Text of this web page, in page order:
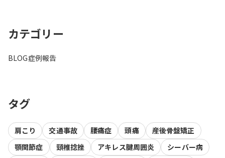
カテゴリー
BLOG症例報告
タグ
肩こり 交通事故 腰痛症 頭痛
産後骨盤矯正
顎関節症
頸椎捻挫 アキレス腱周囲炎
シーバー病